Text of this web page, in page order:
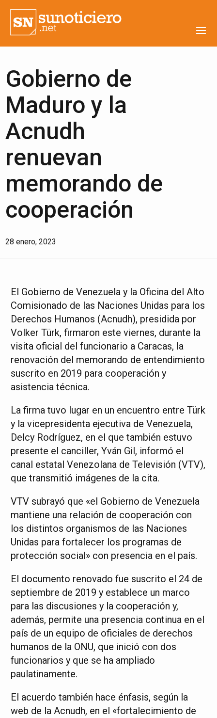
Gobierno de
Maduro y la
Acnudh
renuevan
memorando de
cooperación
28 enero, 2023
El Gobierno de Venezuela y la Oficina del Alto
Comisionado de las Naciones Unidas para los
Derechos Humanos (Acnudh), presidida por
Volker Türk, firmaron este viernes, durante la
visita oficial del funcionario a Caracas, la
renovación del memorando de entendimiento
suscrito en 2019 para cooperación y
asistencia técnica.
La firma tuvo lugar en un encuentro entre Türk
y la vicepresidenta ejecutiva de Venezuela,
Delcy Rodríguez, en el que también estuvo
presente el canciller, Yván Gil, informó el
canal estatal Venezolana de Televisión (VTV),
que transmitió imágenes de la cita.
VTV subrayó que «el Gobierno de Venezuela
mantiene una relación de cooperación con
los distintos organismos de las Naciones
Unidas para fortalecer los programas de
protección social» con presencia en el país.
El documento renovado fue suscrito el 24 de
septiembre de 2019 y establece un marco
para las discusiones y la cooperación y,
además, permite una presencia continua en el
país de un equipo de oficiales de derechos
humanos de la ONU, que inició con dos
funcionarios y que se ha ampliado
paulatinamente.
El acuerdo también hace énfasis, según la
web de la Acnudh, en el «fortalecimiento de